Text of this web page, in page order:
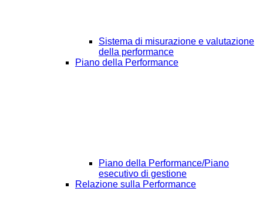
Sistema di misurazione e valutazione
della performance
Piano della Performance
Piano della Performance/Piano
esecutivo di gestione
Relazione sulla Performance